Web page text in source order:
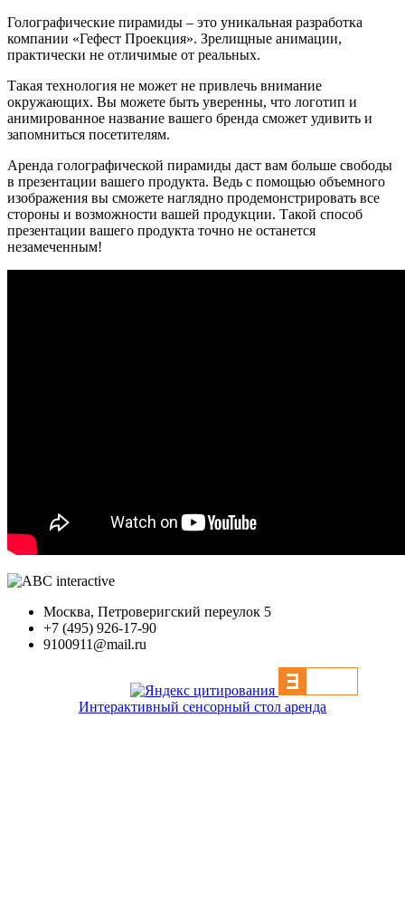
Голографические пирамиды – это уникальная разработка
компании «Гефест Проекция». Зрелищные анимации,
практически не отличимые от реальных.
Такая технология не может не привлечь внимание
окружающих. Вы можете быть уверенны, что логотип и
анимированное название вашего бренда сможет удивить и
запомниться посетителям.
Аренда голографической пирамиды даст вам больше свободы
в презентации вашего продукта. Ведь с помощью объемного
изображения вы сможете наглядно продемонстрировать все
стороны и возможности вашей продукции. Такой способ
презентации вашего продукта точно не останется
незамеченным!
Москва, Петроверигский переулок 5
+7 (495) 926-17-90
9100911@mail.ru
Интерактивный сенсорный стол аренда